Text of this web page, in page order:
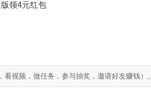
领4元红包
视频，做任务，参与抽奖，邀请好友赚钱）。